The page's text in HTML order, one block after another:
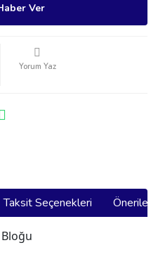
Ver
Yorum Yaz
Taksit Seçenekleri
Bloğu